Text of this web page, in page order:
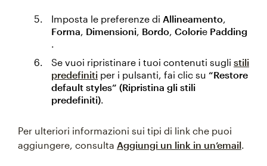
Imposta le preferenze di Allineamento,
Forma, Dimensioni, Bordo, Colorie Padding
.
Se vuoi ripristinare i tuoi contenuti sugli stili
predefiniti per i pulsanti, fai clic su “Restore
default styles” (Ripristina gli stili
predefiniti).
Per ulteriori informazioni sui tipi di link che puoi
aggiungere, consulta Aggiungi un link in un’email.